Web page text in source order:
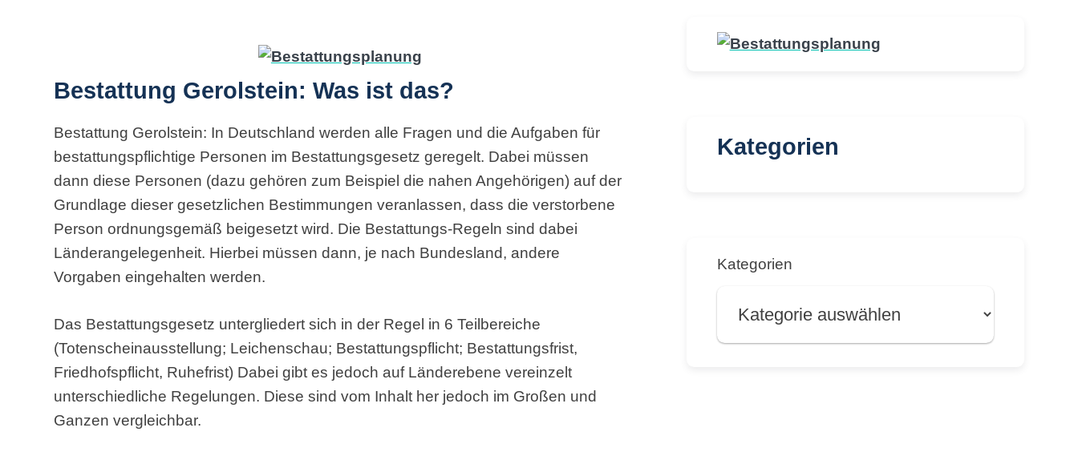
Bestattung Gerolstein: Was ist das?
Bestattung Gerolstein: In Deutschland werden alle Fragen und die Aufgaben für
bestattungspflichtige Personen im Bestattungsgesetz geregelt. Dabei müssen
dann diese Personen (dazu gehören zum Beispiel die nahen Angehörigen) auf der
Grundlage dieser gesetzlichen Bestimmungen veranlassen, dass die verstorbene
Person ordnungsgemäß beigesetzt wird. Die Bestattungs-Regeln sind dabei
Länderangelegenheit. Hierbei müssen dann, je nach Bundesland, andere
Vorgaben eingehalten werden.
Das Bestattungsgesetz untergliedert sich in der Regel in 6 Teilbereiche
(Totenscheinausstellung; Leichenschau; Bestattungspflicht; Bestattungsfrist,
Friedhofspflicht, Ruhefrist) Dabei gibt es jedoch auf Länderebene vereinzelt
unterschiedliche Regelungen. Diese sind vom Inhalt her jedoch im Großen und
Ganzen vergleichbar.
Kategorien
Kategorien